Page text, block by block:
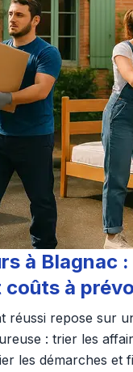
à Blagnac
coûts à
réussi repose sur
: trier les
les démarches et